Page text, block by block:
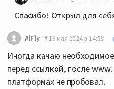
Спасибо! Открыл для
AlFly 19 мая 2024 в 14:09
Иногда качаю
перед ссылкой, после
платформах не пробовал.